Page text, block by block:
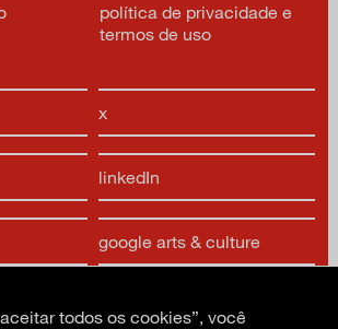
x
linkedIn
google arts & culture
política de privacidade e
termos de uso
todos os cookies”, você